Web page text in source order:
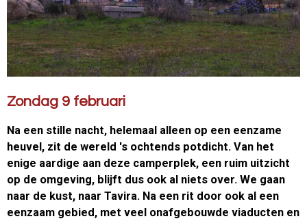
Zondag 9 februari
Na een stille nacht, helemaal alleen op een eenzame
heuvel, zit de wereld 's ochtends potdicht. Van het
enige aardige aan deze camperplek, een ruim uitzicht
op de omgeving, blijft dus ook al niets over. We gaan
naar de kust, naar Tavira. Na een rit door ook al een
eenzaam gebied, met veel onafgebouwde viaducten en